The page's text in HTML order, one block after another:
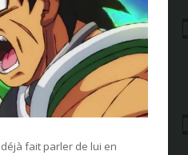
fait parler de lui en